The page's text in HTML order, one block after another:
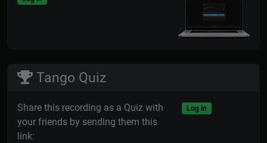
Tango Quiz
Share this recording as a Quiz with
your friends by sending them this
link:
Log in